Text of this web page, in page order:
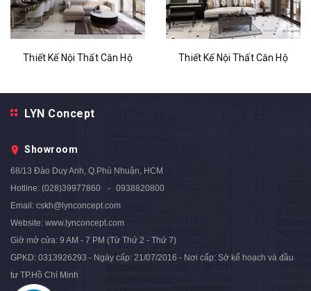
Thiết Kế Nội Thất Căn Hộ
Chung Cư Lavida Plus Quận 7
- CH72
Thiết Kế Nội Thất Căn Hộ
Center Quận Tân Bình - CH71
LYN Concept
Showroom
68/13 Đào Duy Anh, Q.Phú Nhuận, HCM
Hotline: (028)39977860
0938820800
Email: cskh@lynconcept.com
Website: www.lynconcept.com
Giờ mở cửa: 9 AM - 7 PM (Từ Thứ 2 - Thứ 7)
GPKD: 0313926293 - Ngày cấp: 21/07/2016 - Nơi cấp: Sở kế hoạch và đầu
tư TP.Hồ Chí Minh